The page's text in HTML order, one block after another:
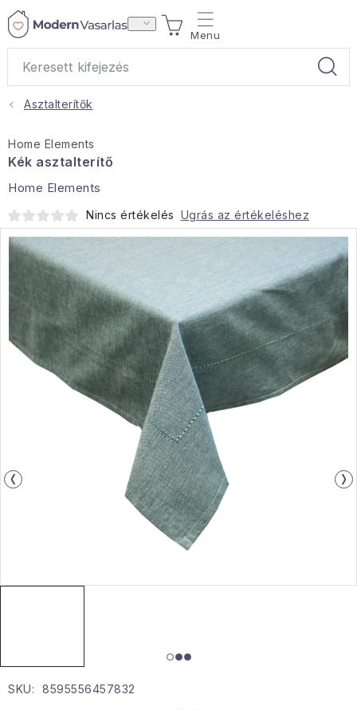
Ugrás
KOSÁR
Otthoni illatok
Lakástextil
Háztartás
Hobbi és kert
Gyűjtemény
Egészség és szépség
Sport és szabadban
Gyermekeknek
Karácsonyi esemény
Asztalterítők
SKU: 8595556457832
Home Elements
Kék asztalterítő
Home Elements
Nincs értékelés Ugrás az értékeléshez